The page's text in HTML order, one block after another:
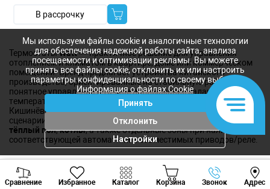
В рассрочку
ТермостатыWatt— практичное решение для управления
отоплением и климатом в квартире, доме или коммерческом
помещении. Бренд предлагает устройства китайского
производства, ориентированные на стабильную работу,
понятное управление и точное поддержание заданной
температуры. На сайте магазина климатической техники в
Кишинёве вы можете подобрать термостат Watt под разные
сценарии:
комнатное отопление,водяной или электрический
тёплый пол,котлы, а также отдельные зоны при наличии
соответствующей автоматики и совместимых приводов/реле.
Главная задача термостата — сделать климат
комфортным и
экономичным: он включает и отключает систему по
Сравнение Избранное Каталог Корзина Звонок Адрес
Viber Whatsapp
Мы используем файлы cookie и аналогичные технологии
для обеспечения надежной работы сайта, анализа
посещаемости и оптимизации рекламы. Вы можете
принять все файлы cookie, отклонить их или настроить
параметры конфиденциальности по своему выбору.
Информация о файлах Cookie
Принять
Отклонить
Настройки